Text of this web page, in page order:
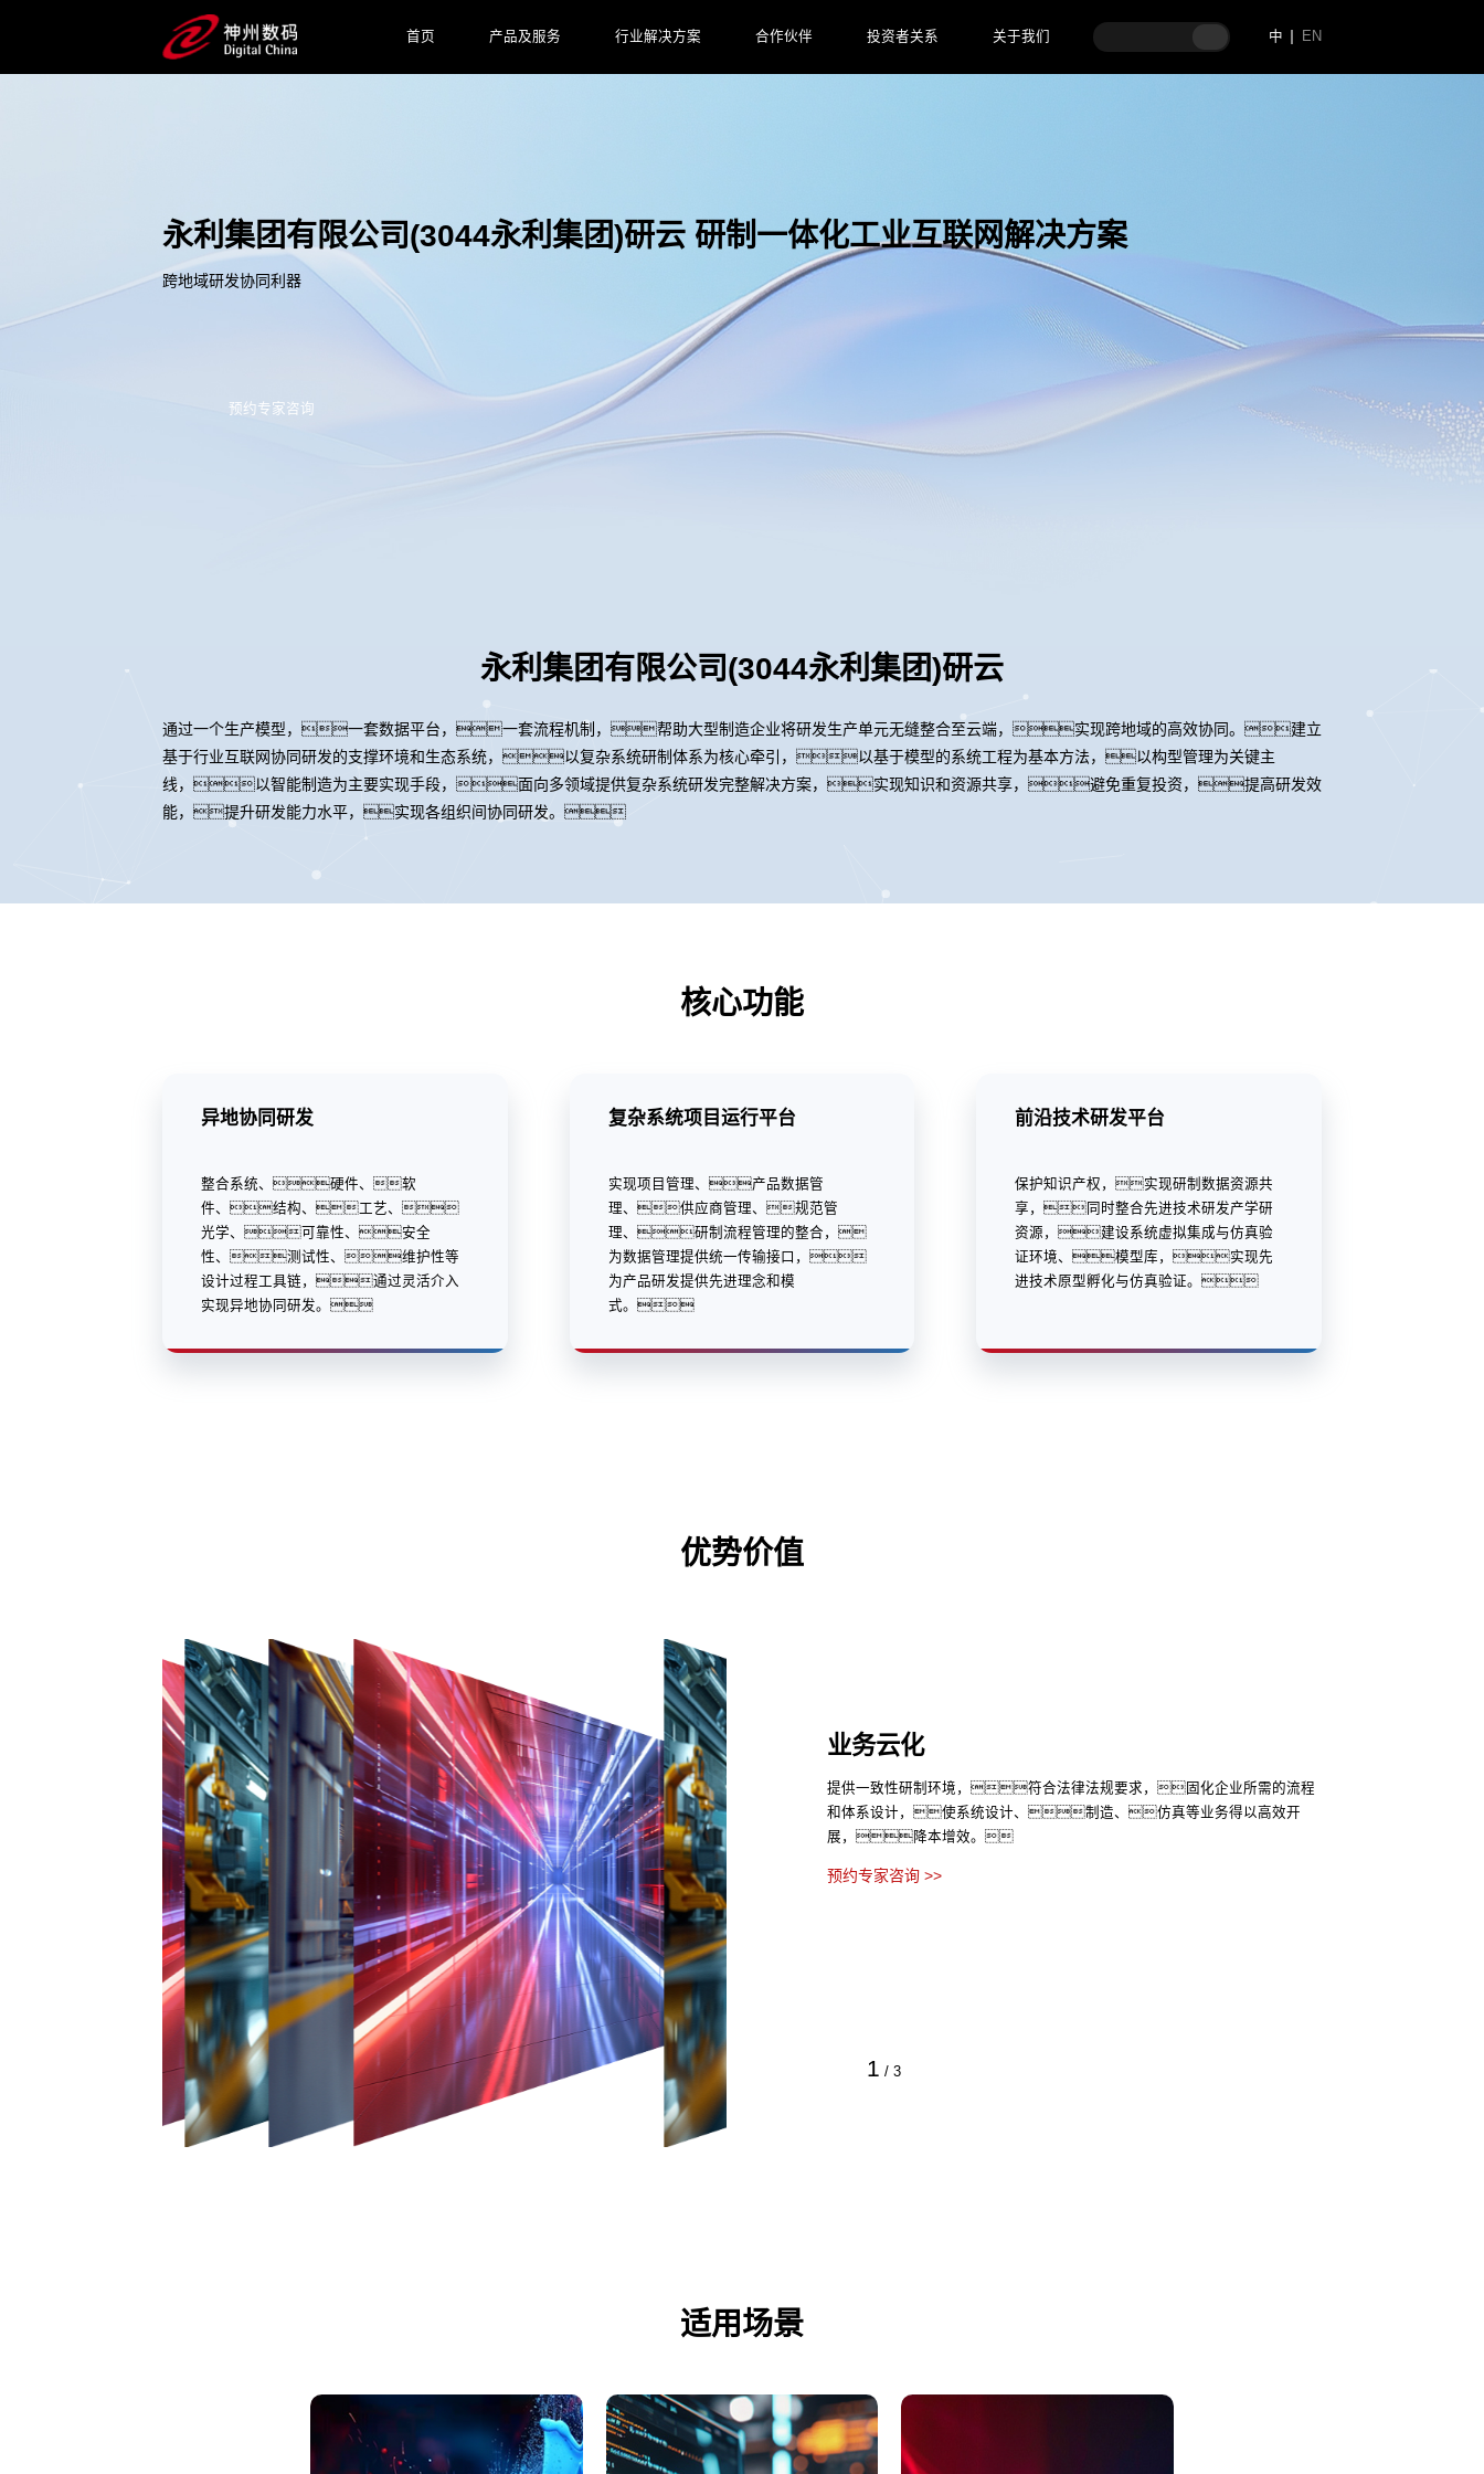
首页 产品及服务 行业解决方案 合作伙伴 投资者关系 关于我们 中 EN
永利集团有限公司(3044永利集团)研云 研制一体化工业互联网解决方案
跨地域研发协同利器
预约专家咨询
永利集团有限公司(3044永利集团)研云
通过一个生产模型，一套数据平台，一套流程机制，帮助大型制造企业将研发生产单元无缝整合至云端，实现跨地域的高效协同。建立
基于行业互联网协同研发的支撑环境和生态系统，以复杂系统研制体系为核心牵引，以基于模型的系统工程为基本方法，以构型管理为关键主
线，以智能制造为主要实现手段，面向多领域提供复杂系统研发完整解决方案，实现知识和资源共享，避免重复投资，提高研发效
能，提升研发能力水平，实现各组织间协同研发。
核心功能
异地协同研发
整合系统、硬件、软
件、结构、工艺、
光学、可靠性、安全
性、测试性、维护性等
设计过程工具链，通过灵活介入
实现异地协同研发。
复杂系统项目运行平台
实现项目管理、产品数据管
理、供应商管理、规范管
理、研制流程管理的整合，
为数据管理提供统一传输接口，
为产品研发提供先进理念和模
式。
前沿技术研发平台
保护知识产权，实现研制数据资源共
享，同时整合先进技术研发产学研
资源，建设系统虚拟集成与仿真验
证环境、模型库，实现先
进技术原型孵化与仿真验证。
优势价值
1 / 3
业务云化
提供一致性研制环境，符合法律法规要求，固化企业所需的流程
和体系设计，使系统设计、制造、仿真等业务得以高效开
展，降本增效。
预约专家咨询 >>
适用场景